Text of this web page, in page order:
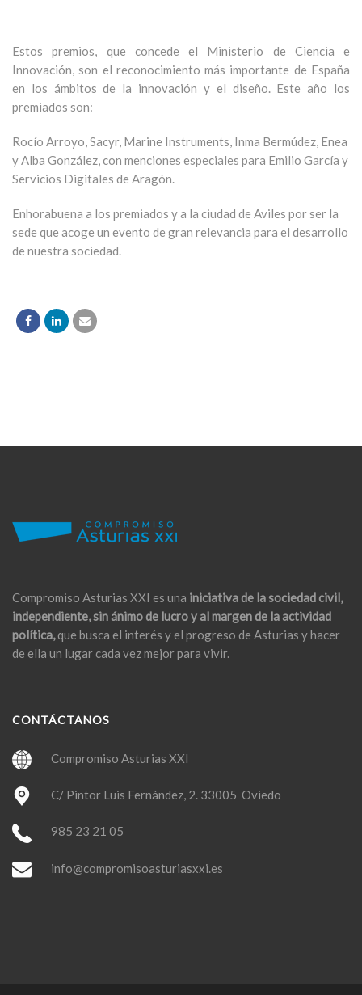
Estos premios, que concede el Ministerio de Ciencia e
Innovación, son el reconocimiento más importante de España
en los ámbitos de la innovación y el diseño. Este año los
premiados son:
Rocío Arroyo, Sacyr, Marine Instruments, Inma Bermúdez, Enea
y Alba González, con menciones especiales para Emilio García y
Servicios Digitales de Aragón.
Enhorabuena a los premiados y a la ciudad de Aviles por ser la
sede que acoge un evento de gran relevancia para el desarrollo
de nuestra sociedad.
Compromiso Asturias XXI es una iniciativa de la sociedad civil,
independiente, sin ánimo de lucro y al margen de la actividad
política,que busca el interés y el progreso de Asturias y hacer
de ella un lugar cada vez mejor para vivir.
CONTÁCTANOS
Compromiso Asturias XXI
C/ Pintor Luis Fernández, 2. 33005 Oviedo
985 23 21 05
info@compromisoasturiasxxi.es